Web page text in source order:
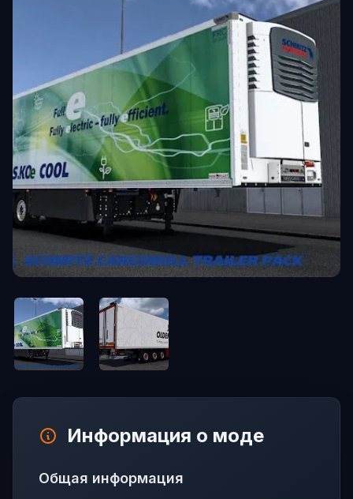
Информация о моде
Общая информация